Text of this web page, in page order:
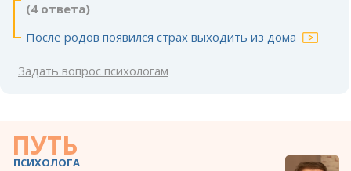
(4 ответа)
После родов появился страх выходить из дома
Задать вопрос психологам
ПУТЬ
ПСИХОЛОГА